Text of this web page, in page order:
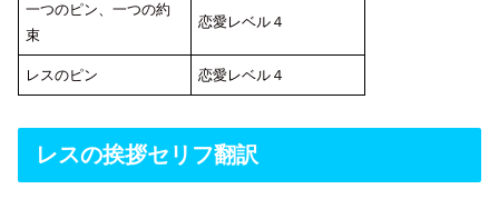
一つのピン、一つの約
束
恋愛レベル４
レスのピン 恋愛レベル４
レスの挨拶セリフ翻訳